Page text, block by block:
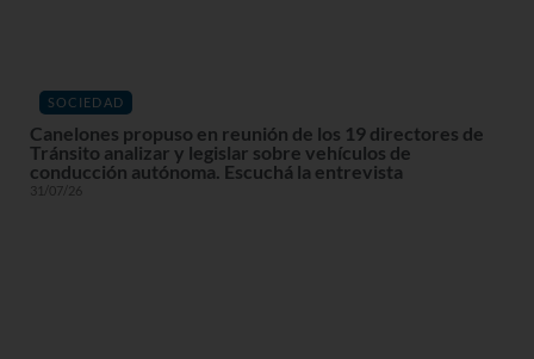
SOCIEDAD
Canelones propuso en reunión de los 19 directores de
Tránsito analizar y legislar sobre vehículos de
conducción autónoma. Escuchá la entrevista
31/07/26